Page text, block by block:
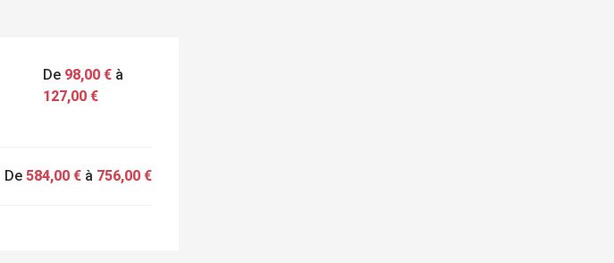
De 98,00 €à
127,00 €
De584,00 € à 756,00 €